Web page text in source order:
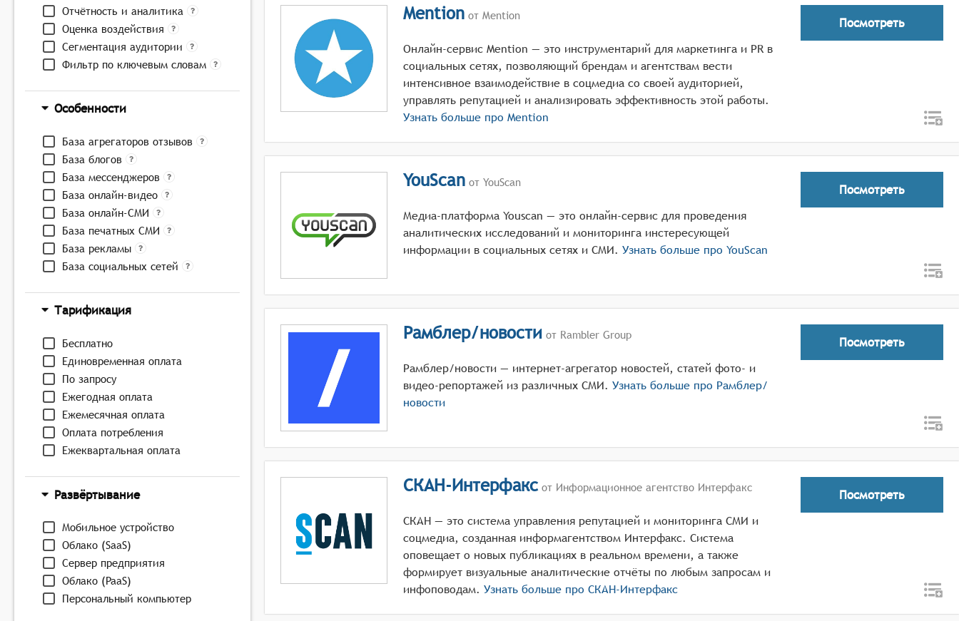
Отчётность и аналитика
Оценка воздействия
Сегментация аудитории
Фильтр по ключевым словам
Особенности
База агрегаторов отзывов
База блогов
База мессенджеров
База онлайн-видео
База онлайн-СМИ
База печатных СМИ
База рекламы
База социальных сетей
Тарификация
Бесплатно
Единовременная оплата
По запросу
Ежегодная оплата
Ежемесячная оплата
Оплата потребления
Ежеквартальная оплата
Развёртывание
Мобильное устройство
Облако (SaaS)
Сервер предприятия
Облако (PaaS)
Персональный компьютер
Mention от Mention
Онлайн-сервис Mention — это инструментарий для маркетинга и PR в
социальных сетях, позволяющий брендам и агентствам вести
интенсивное взаимодействие в соцмедиа со своей аудиторией,
управлять репутацией и анализировать эффективность этой работы.
Узнать больше про Mention
Посмотреть
YouScan от YouScan
Медиа-платформа Youscan — это онлайн-сервис для проведения
аналитических исследований и мониторинга инстересующей
информации в социальных сетях и СМИ. Узнать больше про YouScan
Посмотреть
Рамблер/новости от Rambler Group
Рамблер/новости — интернет-агрегатор новостей, статей фото- и
видео-репортажей из различных СМИ. Узнать больше про Рамблер/
новости
Посмотреть
СКАН-Интерфаксот Информационное агентство Интерфакс
СКАН — это система управления репутацией и мониторинга СМИ и
соцмедиа, созданная информагентством Интерфакс. Система
оповещает о новых публикациях в реальном времени, а также
формирует визуальные аналитические отчёты по любым запросам и
инфоповодам. Узнать больше про СКАН-Интерфакс
Посмотреть